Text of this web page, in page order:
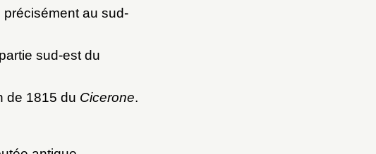
au sud-
sud-est du
de 1815 du Cicerone.
?Cliquez ici